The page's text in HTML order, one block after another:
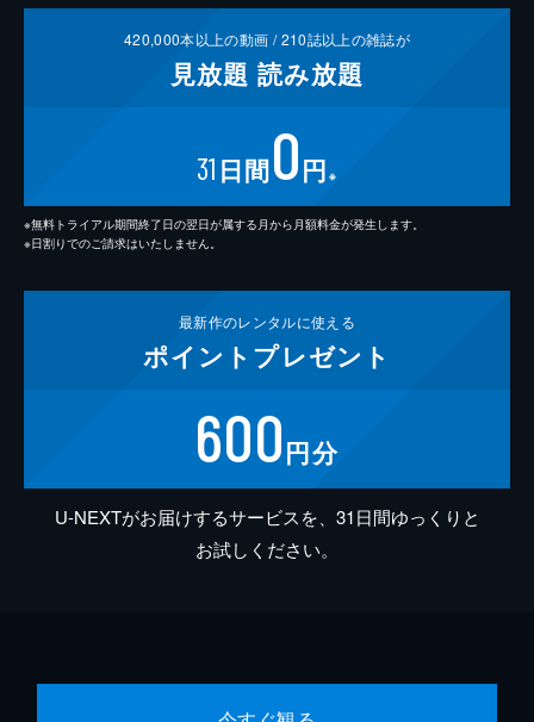
420,000本以上の動画 /210誌以上の雑誌が
見放題 読み放題
31 日間0円 ※
※無料トライアル期間終了日の翌日が属する月から月額料金が発生します。
※日割りでのご請求はいたしません。
最新作のレンタルに使える
ポイント プレゼント
600円分
U-NEXTがお届けするサービスを、31日間ゆっくりと
お試しください。